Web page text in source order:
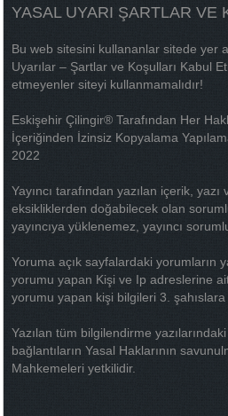
YASAL UYARI ŞARTLAR VE
Bu web sitesini kullananlar sitede yer
Uyarılar – Şartlar ve Koşulları Kabul
etmeyenler siteyi kullanmamalıdır!
Eskişehir Çilingir® Tarafından Her
İçeriğinden İzinsiz Kopyalama
2022
Yayıncı tarafından yazılan içerik,
eksikliklerden doğabilecek olan
yayıncıya yüklenemez, yayıncı
Yoruma açık sayfalardaki yorumların
yorumu yapan Kişi ve Ip adreslerine
yorumu yapan kişi bilgileri 3. şahıslara
Yazılan tüm bilgilendirme
bağlantıların Yasal Haklarının
Mahkemeleri yetkilidir.